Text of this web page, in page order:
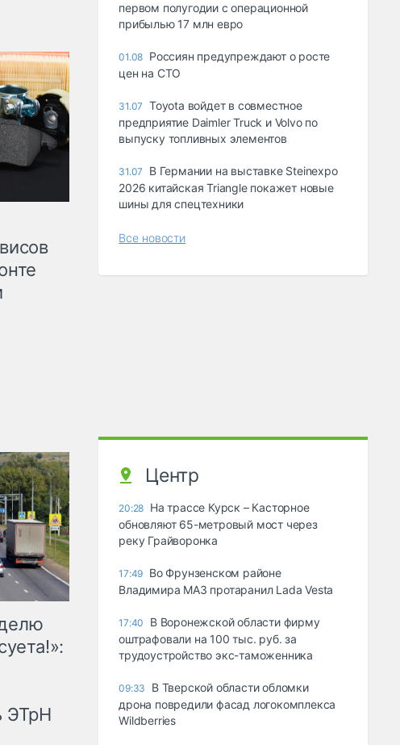
ЭТрН
первом полугодии с операционной
прибылью 17 млн евро
01.08 Россиян предупреждают о росте
цен на СТО
31.07
Toyota войдет в совместное
предприятие Daimler Truck и Volvo по
выпуску топливных элементов
31.07
В Германии на выставке Steinexpo
2026 китайская Triangle покажет новые
шины для спецтехники
Все новости
Центр
20:28 На трассе Курск – Касторное
обновляют 65-метровый мост через
реку Грайворонка
17:49 Во Фрунзенском районе
Владимира МАЗ протаранил Lada Vesta
17:40
В Воронежской области фирму
оштрафовали на 100 тыс. руб. за
трудоустройство экс-таможенника
09:33
В Тверской области обломки
дрона повредили фасад логокомплекса
Wildberries